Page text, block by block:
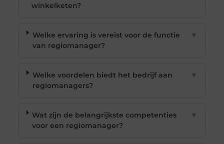
winkelketen?
Welke ervaring is vereist voor de functie
van regiomanager?
▼
Welke voordelen biedt het bedrijf aan
regiomanagers?
▼
Wat zijn de belangrijkste competenties
voor een regiomanager?
▼